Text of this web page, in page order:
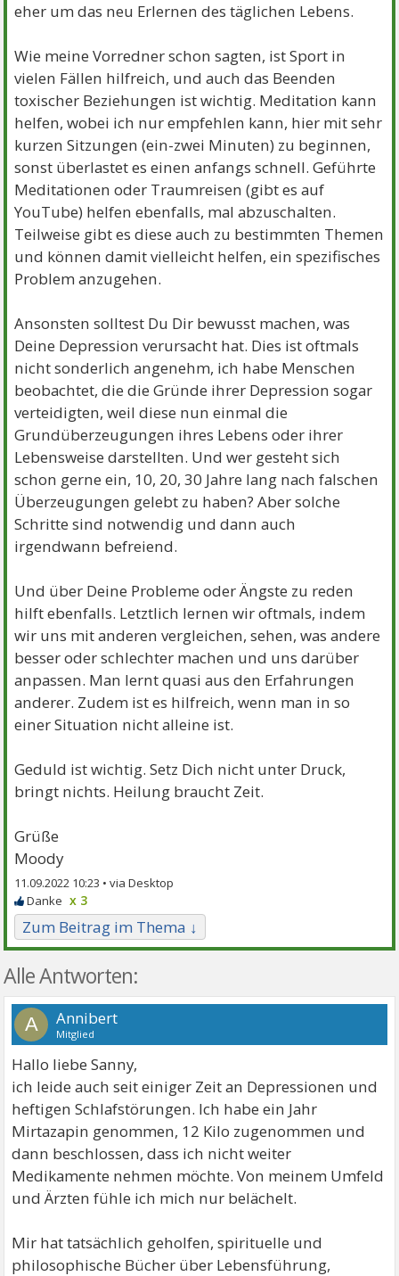
eher um das neu Erlernen des täglichen Lebens.
Wie meine Vorredner schon sagten, ist Sport in
vielen Fällen hilfreich, und auch das Beenden
toxischer Beziehungen ist wichtig. Meditation kann
helfen, wobei ich nur empfehlen kann, hier mit sehr
kurzen Sitzungen (ein-zwei Minuten) zu beginnen,
sonst überlastet es einen anfangs schnell. Geführte
Meditationen oder Traumreisen (gibt es auf
YouTube) helfen ebenfalls, mal abzuschalten.
Teilweise gibt es diese auch zu bestimmten Themen
und können damit vielleicht helfen, ein spezifisches
Problem anzugehen.
Ansonsten solltest Du Dir bewusst machen, was
Deine Depression verursacht hat. Dies ist oftmals
nicht sonderlich angenehm, ich habe Menschen
beobachtet, die die Gründe ihrer Depression sogar
verteidigten, weil diese nun einmal die
Grundüberzeugungen ihres Lebens oder ihrer
Lebensweise darstellten. Und wer gesteht sich
schon gerne ein, 10, 20, 30 Jahre lang nach falschen
Überzeugungen gelebt zu haben? Aber solche
Schritte sind notwendig und dann auch
irgendwann befreiend.
Und über Deine Probleme oder Ängste zu reden
hilft ebenfalls. Letztlich lernen wir oftmals, indem
wir uns mit anderen vergleichen, sehen, was andere
besser oder schlechter machen und uns darüber
anpassen. Man lernt quasi aus den Erfahrungen
anderer. Zudem ist es hilfreich, wenn man in so
einer Situation nicht alleine ist.
Geduld ist wichtig. Setz Dich nicht unter Druck,
bringt nichts. Heilung braucht Zeit.
Grüße
Moody
11.09.2022 10:23 •
x 3
Zum Beitrag im Thema ↓
Alle Antworten:
A Annibert
Mitglied
Hallo liebe Sanny,
ich leide auch seit einiger Zeit an Depressionen und
heftigen Schlafstörungen. Ich habe ein Jahr
Mirtazapin genommen, 12 Kilo zugenommen und
dann beschlossen, dass ich nicht weiter
Medikamente nehmen möchte. Von meinem Umfeld
und Ärzten fühle ich mich nur belächelt.
Mir hat tatsächlich geholfen, spirituelle und
philosophische Bücher über Lebensführung,